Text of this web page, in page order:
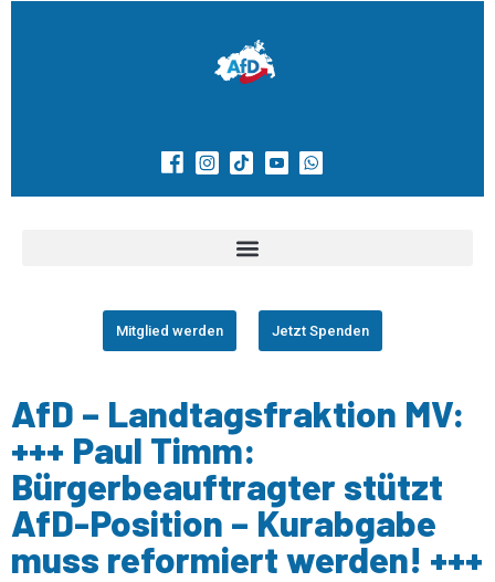
Mitglied werden Jetzt Spenden
AfD – Landtagsfraktion MV:
+++ Paul Timm:
Bürgerbeauftragter stützt
AfD-Position – Kurabgabe
muss reformiert werden! +++